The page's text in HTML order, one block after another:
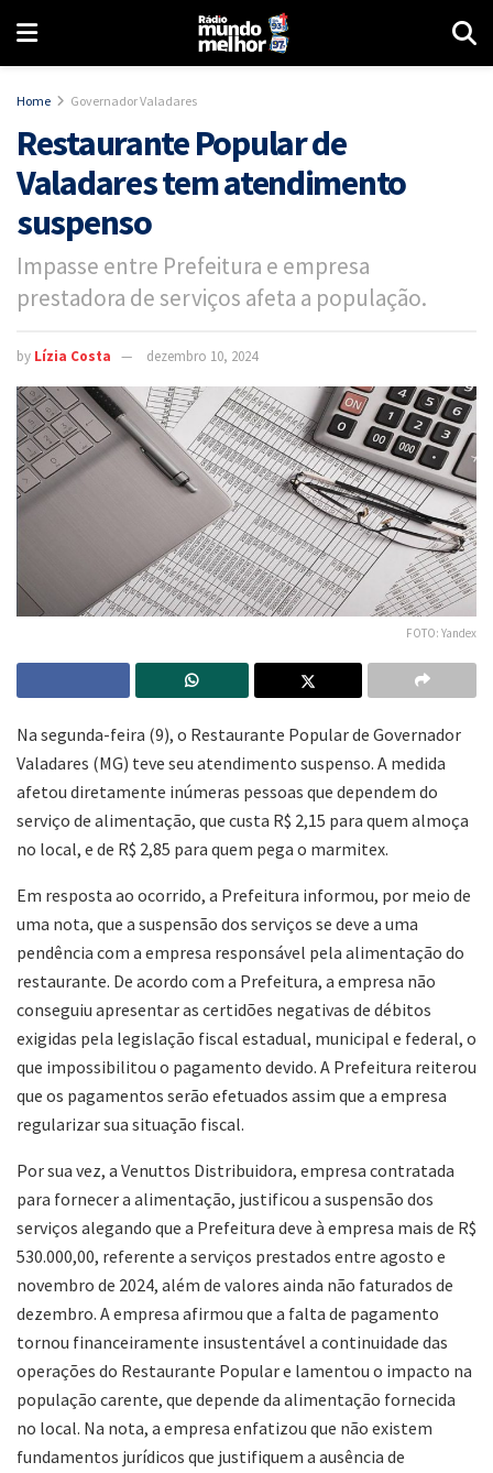
Home Governador Valadares
Restaurante Popular de
Valadares tem atendimento
suspenso
Impasse entre Prefeitura e empresa
prestadora de serviços afeta a população.
by Lízia Costa dezembro 10, 2024
FOTO: Yandex
Na segunda-feira (9), o Restaurante Popular de Governador
Valadares (MG) teve seu atendimento suspenso. A medida
afetou diretamente inúmeras pessoas que dependem do
serviço de alimentação, que custa R$ 2,15 para quem almoça
no local, e de R$ 2,85 para quem pega o marmitex.
Em resposta ao ocorrido, a Prefeitura informou, por meio de
uma nota, que a suspensão dos serviços se deve a uma
pendência com a empresa responsável pela alimentação do
restaurante. De acordo com a Prefeitura, a empresa não
conseguiu apresentar as certidões negativas de débitos
exigidas pela legislação fiscal estadual, municipal e federal, o
que impossibilitou o pagamento devido. A Prefeitura reiterou
que os pagamentos serão efetuados assim que a empresa
regularizar sua situação fiscal.
Por sua vez, a Venuttos Distribuidora, empresa contratada
para fornecer a alimentação, justificou a suspensão dos
serviços alegando que a Prefeitura deve à empresa mais de R$
530.000,00, referente a serviços prestados entre agosto e
novembro de 2024, além de valores ainda não faturados de
dezembro. A empresa afirmou que a falta de pagamento
tornou financeiramente insustentável a continuidade das
operações do Restaurante Popular e lamentou o impacto na
população carente, que depende da alimentação fornecida
no local. Na nota, a empresa enfatizou que não existem
fundamentos jurídicos que justifiquem a ausência de